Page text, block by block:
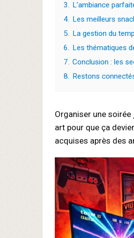
3. L’ambiance
4. Les meilleurs
5. La gestion du
6. Les thématiques
7. Conclusion : les
8. Restons
Organiser une
art pour que ça
acquises après des